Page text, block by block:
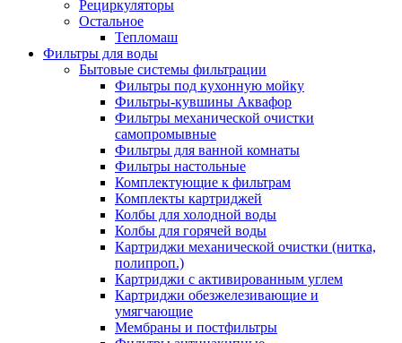
Рециркуляторы
Остальное
Тепломаш
Фильтры для воды
Бытовые системы фильтрации
Фильтры под кухонную мойку
Фильтры-кувшины Аквафор
Фильтры механической очистки
самопромывные
Фильтры для ванной комнаты
Фильтры настольные
Комплектующие к фильтрам
Комплекты картриджей
Колбы для холодной воды
Колбы для горячей воды
Картриджи механической очистки (нитка,
полипроп.)
Картриджи с активированным углем
Картриджи обезжелезивающие и
умягчающие
Мембраны и постфильтры